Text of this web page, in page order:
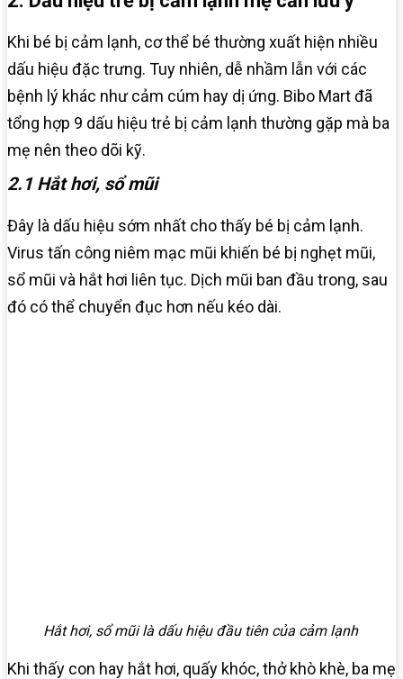
Khi bé bị cảm lạnh, cơ thể bé thường xuất hiện nhiều
dấu hiệu đặc trưng. Tuy nhiên, dễ nhầm lẫn với các
bệnh lý khác như cảm cúm hay dị ứng. Bibo Mart đã
tổng hợp 9 dấu hiệu trẻ bị cảm lạnh thường gặp mà ba
mẹ nên theo dõi kỹ.
2.1 Hắt hơi, sổ mũi
Đây là dấu hiệu sớm nhất cho thấy bé bị cảm lạnh.
Virus tấn công niêm mạc mũi khiến bé bị nghẹt mũi,
sổ mũi và hắt hơi liên tục. Dịch mũi ban đầu trong, sau
đó có thể chuyển đục hơn nếu kéo dài.
Hắt hơi, sổ mũi là dấu hiệu đầu tiên của cảm lạnh
Khi thấy con hay hắt hơi, quấy khóc, thở khò khè, ba mẹ